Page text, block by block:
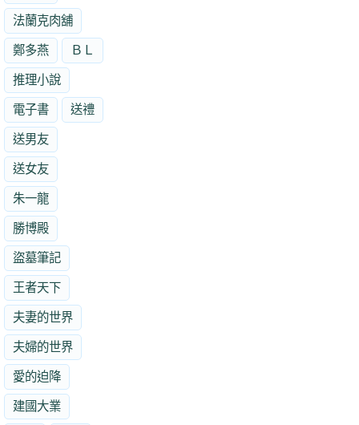
法蘭克肉舖
鄭多燕 ＢＬ
推理小說
電子書 送禮
送男友
送女友
朱一龍
勝博殿
盜墓筆記
王者天下
夫妻的世界
夫婦的世界
愛的迫降
建國大業